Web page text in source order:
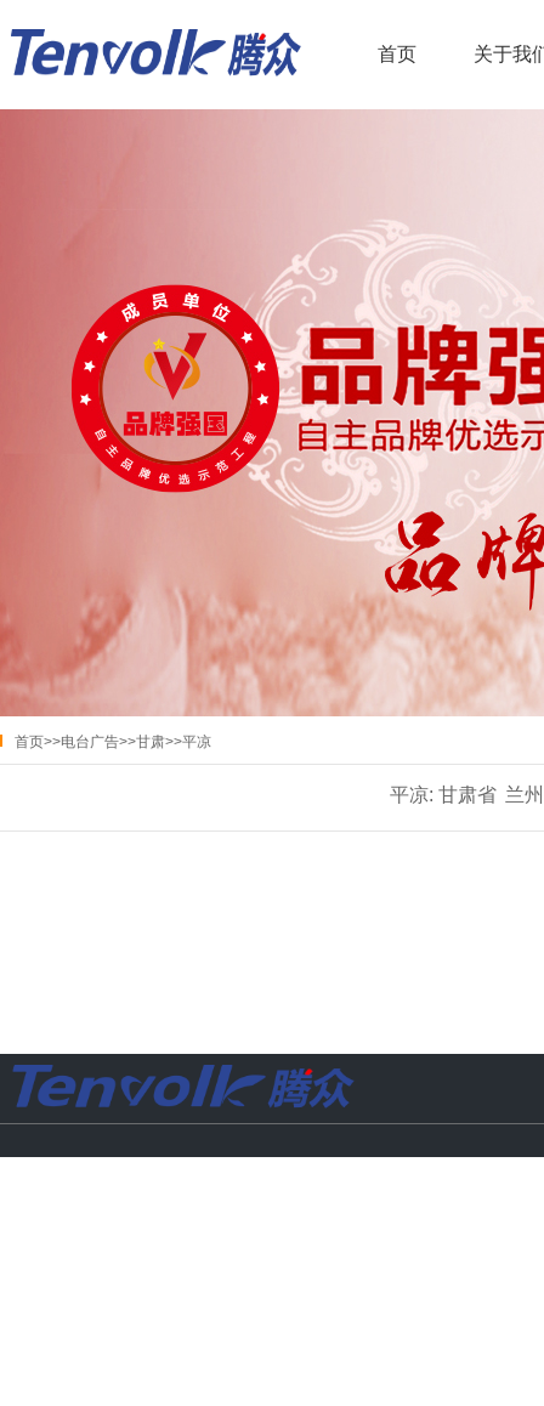
首页 关于我
首页>>电台广告>>甘肃>>平凉
平凉: 甘肃省 兰州